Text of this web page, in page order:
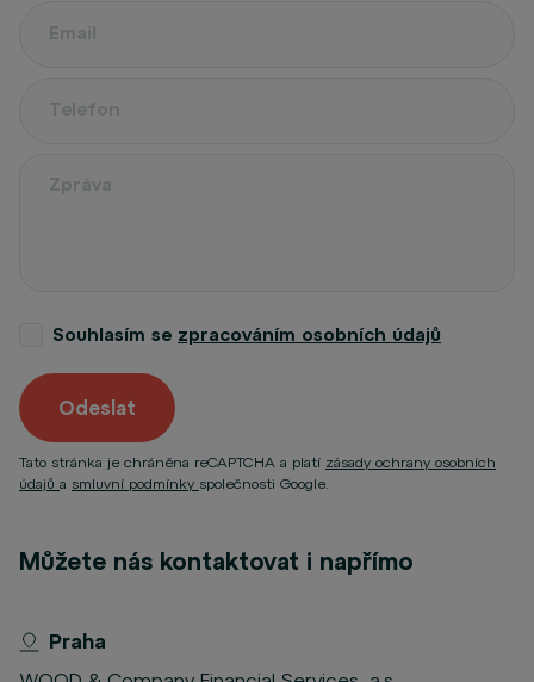
Odeslat
Souhlasím se zpracováním osobních údajů
Tato stránka je chráněna reCAPTCHA a platí zásady ochrany osobních
údajů a smluvní podmínky společnosti Google.
Můžete nás kontaktovat i napřímo
Praha